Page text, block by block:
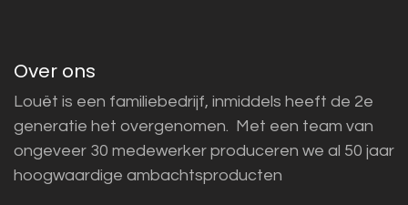
Over ons
Louët is een familiebedrijf, inmiddels heeft de 2e
generatie het overgenomen. Met een team van
ongeveer 30 medewerker produceren we al 50 jaar
hoogwaardige ambachtsproducten